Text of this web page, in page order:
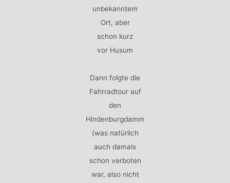
unbekanntem
Ort, aber
schon kurz
vor Husum
Dann folgte die
Fahrradtour auf
den
Hindenburgdamm
(was natürlich
auch damals
schon verboten
war, also nicht